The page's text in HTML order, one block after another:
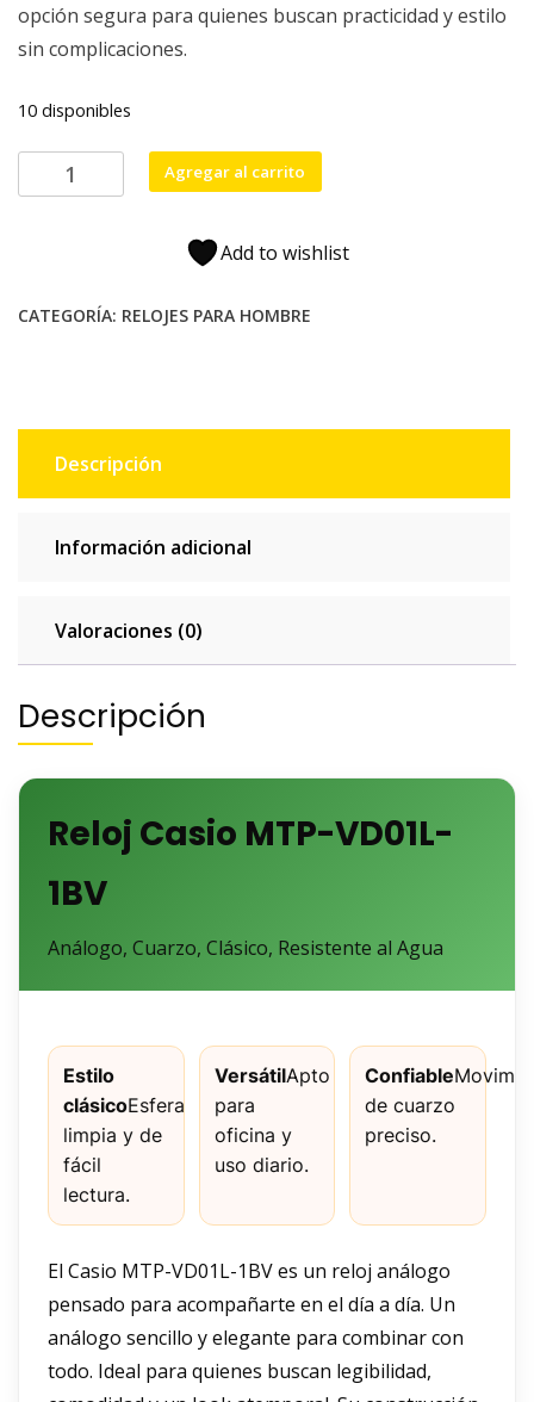
opción segura para quienes buscan practicidad y estilo
sin complicaciones.
10 disponibles
MTP-
Reloj
Agregar al carrito
Add to wishlist
CATEGORÍA: RELOJES PARA HOMBRE
Descripción
Información adicional
Valoraciones (0)
Descripción
Reloj Casio MTP-VD01L-
1BV
Análogo, Cuarzo, Clásico, Resistente al Agua
Estilo
clásicoEsfera
limpia y de
fácil
lectura.
VersátilApto
para
oficina y
uso diario.
Confiable
de cuarzo
preciso.
El Casio MTP-VD01L-1BV es un reloj análogo
pensado para acompañarte en el día a día. Un
análogo sencillo y elegante para combinar con
todo. Ideal para quienes buscan legibilidad,